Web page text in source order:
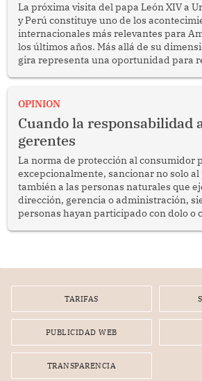
La próxima visita del papa León XIV a
y Perú constituye uno de los
internacionales más relevantes para
los últimos años. Más allá de su
gira representa una oportunidad para
enfrenta desafíos en materia de
OPINION
Cuando la responsabilidad
gerentes
La norma de protección al consumidor
excepcionalmente, sancionar no solo
también a las personas naturales que
dirección, gerencia o administración,
personas hayan participado con dolo o
por la frustrada realización de un meet
TARIFAS
PUBLICIDAD WEB
TRANSPARENCIA